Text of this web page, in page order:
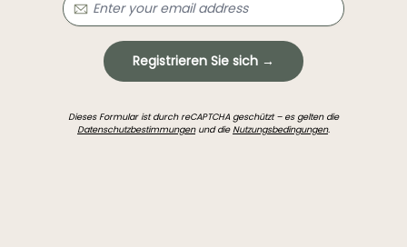
Registrieren Sie sich →
Dieses Formular ist durch reCAPTCHA geschützt – es gelten die
Datenschutzbestimmungenund dieNutzungsbedingungen.